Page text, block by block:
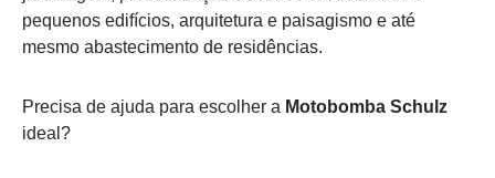
pequenos edifícios, arquitetura e paisagismo e até
mesmo abastecimento de residências.
Precisa de ajuda para escolher a Motobomba Schulz
ideal?